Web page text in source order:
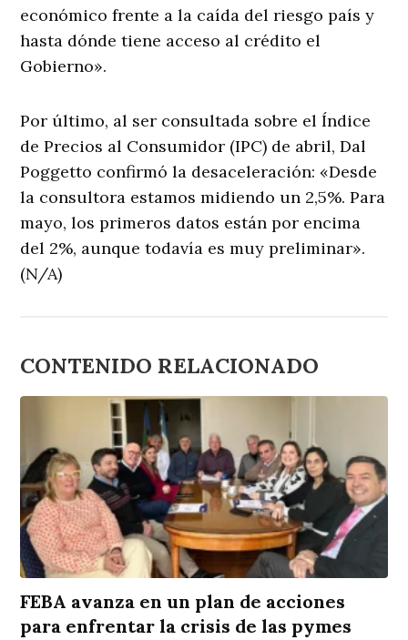
económico frente a la caída del riesgo país y
hasta dónde tiene acceso al crédito el
Gobierno».
Por último, al ser consultada sobre el Índice
de Precios al Consumidor (IPC) de abril, Dal
Poggetto confirmó la desaceleración: «Desde
la consultora estamos midiendo un 2,5%. Para
mayo, los primeros datos están por encima
del 2%, aunque todavía es muy preliminar».
(N/A)
CONTENIDO RELACIONADO
FEBA avanza en un plan de acciones
para enfrentar la crisis de las pymes